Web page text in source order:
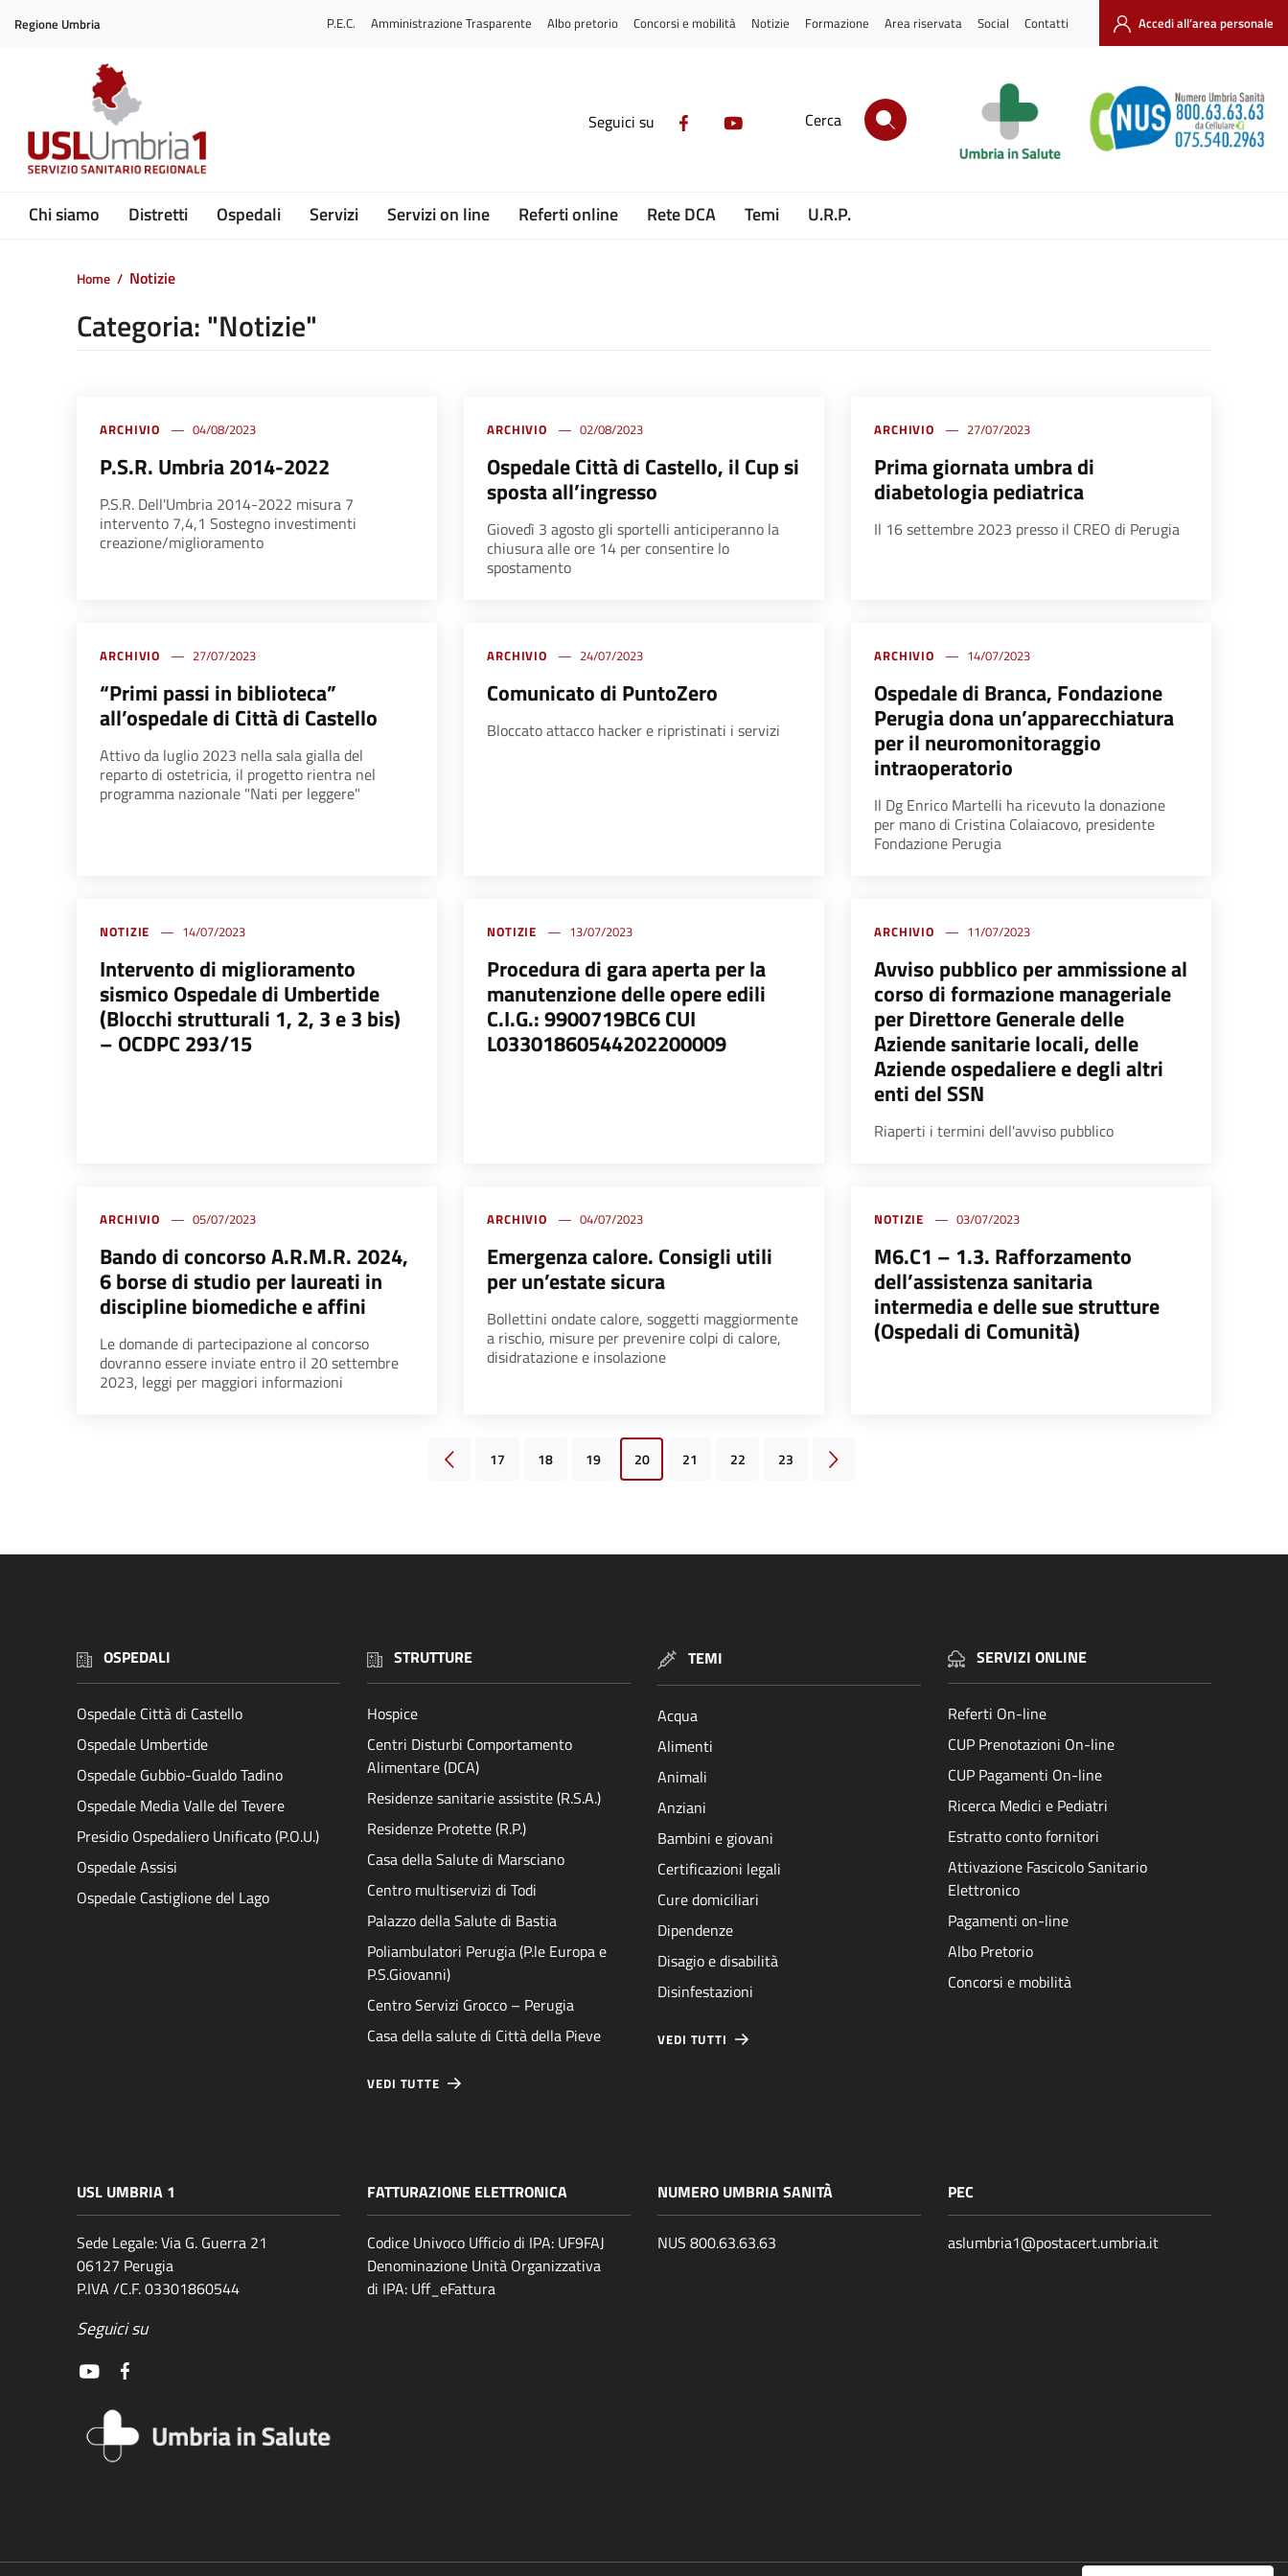
Vai al menu di navigazione
Vai al footer
Regione Umbria P.E.C. Amministrazione Trasparente Albo pretorio Concorsi e mobilità Notizie Formazione Area riservata Social Contatti Accedi all’area personale
Seguici su Cerca
Submenu
Chi siamo Distretti Ospedali Servizi Servizi on line Referti online Rete DCA Temi U.R.P.
Home / Notizie
Categoria: "Notizie"
ARCHIVIO 04/08/2023
P.S.R. Umbria 2014-2022
P.S.R. Dell'Umbria 2014-2022 misura 7
intervento 7,4,1 Sostegno investimenti
creazione/miglioramento
ARCHIVIO 02/08/2023
Ospedale Città di Castello, il Cup si
sposta all’ingresso
Giovedì 3 agosto gli sportelli anticiperanno la
chiusura alle ore 14 per consentire lo
spostamento
ARCHIVIO 27/07/2023
Prima giornata umbra di
diabetologia pediatrica
Il 16 settembre 2023 presso il CREO di Perugia
ARCHIVIO 27/07/2023
“Primi passi in biblioteca”
all’ospedale di Città di Castello
Attivo da luglio 2023 nella sala gialla del
reparto di ostetricia, il progetto rientra nel
programma nazionale "Nati per leggere"
ARCHIVIO 24/07/2023
Comunicato di PuntoZero
Bloccato attacco hacker e ripristinati i servizi
ARCHIVIO 14/07/2023
Ospedale di Branca, Fondazione
Perugia dona un’apparecchiatura
per il neuromonitoraggio
intraoperatorio
Il Dg Enrico Martelli ha ricevuto la donazione
per mano di Cristina Colaiacovo, presidente
Fondazione Perugia
NOTIZIE 14/07/2023
Intervento di miglioramento
sismico Ospedale di Umbertide
(Blocchi strutturali 1, 2, 3 e 3 bis)
– OCDPC 293/15
NOTIZIE 13/07/2023
Procedura di gara aperta per la
manutenzione delle opere edili
C.I.G.: 9900719BC6 CUI
L03301860544202200009
ARCHIVIO 11/07/2023
Avviso pubblico per ammissione al
corso di formazione manageriale
per Direttore Generale delle
Aziende sanitarie locali, delle
Aziende ospedaliere e degli altri
enti del SSN
Riaperti i termini dell'avviso pubblico
ARCHIVIO 05/07/2023
Bando di concorso A.R.M.R. 2024,
6 borse di studio per laureati in
discipline biomediche e affini
Le domande di partecipazione al concorso
dovranno essere inviate entro il 20 settembre
2023, leggi per maggiori informazioni
ARCHIVIO 04/07/2023
Emergenza calore. Consigli utili
per un’estate sicura
Bollettini ondate calore, soggetti maggiormente
a rischio, misure per prevenire colpi di calore,
disidratazione e insolazione
NOTIZIE 03/07/2023
M6.C1 – 1.3. Rafforzamento
dell’assistenza sanitaria
intermedia e delle sue strutture
(Ospedali di Comunità)
Pagina precedente
17 18 19 20 21 22 23 Pagina successiva
OSPEDALI
Ospedale Città di Castello
Ospedale Umbertide
Ospedale Gubbio-Gualdo Tadino
Ospedale Media Valle del Tevere
Presidio Ospedaliero Unificato (P.O.U.)
Ospedale Assisi
Ospedale Castiglione del Lago
STRUTTURE
Hospice
Centri Disturbi Comportamento
Alimentare (DCA)
Residenze sanitarie assistite (R.S.A.)
Residenze Protette (R.P.)
Casa della Salute di Marsciano
Centro multiservizi di Todi
Palazzo della Salute di Bastia
Poliambulatori Perugia (P.le Europa e
P.S.Giovanni)
Centro Servizi Grocco – Perugia
Casa della salute di Città della Pieve
VEDI TUTTE
TEMI
Acqua
Alimenti
Animali
Anziani
Bambini e giovani
Certificazioni legali
Cure domiciliari
Dipendenze
Disagio e disabilità
Disinfestazioni
VEDI TUTTI
SERVIZI ONLINE
Referti On-line
CUP Prenotazioni On-line
CUP Pagamenti On-line
Ricerca Medici e Pediatri
Estratto conto fornitori
Attivazione Fascicolo Sanitario
Elettronico
Pagamenti on-line
Albo Pretorio
Concorsi e mobilità
USL UMBRIA 1
Sede Legale: Via G. Guerra 21
06127 Perugia
P.IVA /C.F. 03301860544
Seguici su
FATTURAZIONE ELETTRONICA
Codice Univoco Ufficio di IPA: UF9FAJ
Denominazione Unità Organizzativa
di IPA: Uff_eFattura
NUMERO UMBRIA SANITÀ
NUS 800.63.63.63
PEC
aslumbria1@postacert.umbria.it